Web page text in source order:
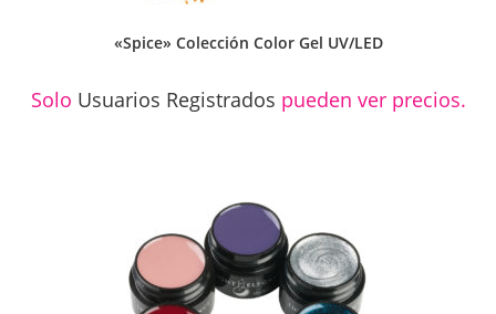
«Spice» Colección Color Gel UV/LED
Solo Usuarios Registrados pueden ver precios.